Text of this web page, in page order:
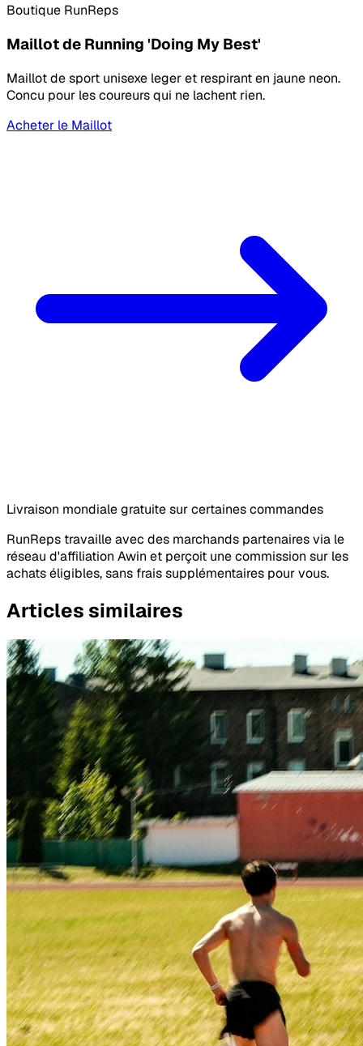
Boutique RunReps
Maillot de Running 'Doing My Best'
Maillot de sport unisexe leger et respirant en jaune neon.
Concu pour les coureurs qui ne lachent rien.
Acheter le Maillot
Livraison mondiale gratuite sur certaines commandes
RunReps travaille avec des marchands partenaires via le
réseau d'affiliation Awin et perçoit une commission sur les
achats éligibles, sans frais supplémentaires pour vous.
Articles similaires